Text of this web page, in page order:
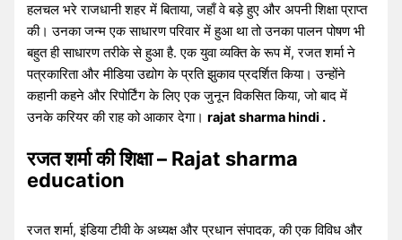
हलचल भरे राजधानी शहर में बिताया, जहाँ वे बड़े हुए और अपनी शिक्षा प्राप्त
की। उनका जन्म एक साधारण परिवार में हुआ था तो उनका पालन पोषण भी
बहुत ही साधारण तरीके से हुआ है. एक युवा व्यक्ति के रूप में, रजत शर्मा ने
पत्रकारिता और मीडिया उद्योग के प्रति झुकाव प्रदर्शित किया। उन्होंने
कहानी कहने और रिपोर्टिंग के लिए एक जुनून विकसित किया, जो बाद में
उनके करियर की राह को आकार देगा।rajat sharma hindi .
रजत शर्मा की शिक्षा – Rajat sharma
education
रजत शर्मा, इंडिया टीवी के अध्यक्ष और प्रधान संपादक, की एक विविध और